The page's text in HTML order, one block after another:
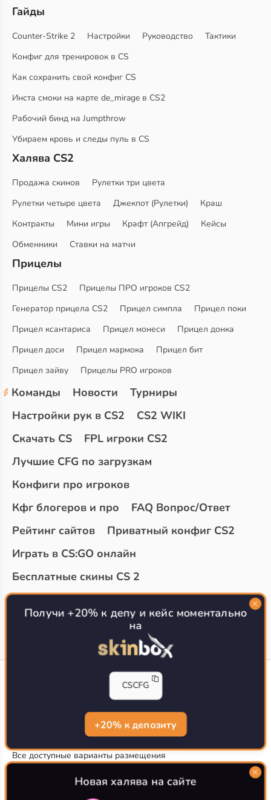
Гайды
Counter-Strike 2 Настройки Руководство
Тактики
Конфиг для тренировок в CS
Как сохранить свой конфиг CS
Инста смоки на карте de_mirage в CS2
Рабочий бинд на Jumpthrow
Убираем кровь и следы пуль в CS
Халява CS2
Продажа скинов
Рулетки три цвета
Рулетки четыре цвета
Джекпот (Рулетки)
Краш
Контракты
Мини игры Крафт (Апгрейд)
Кейсы
Обменники
Ставки на матчи
Прицелы
Прицелы CS2
Прицелы ПРО игроков CS2
Генератор прицела CS2
Прицел симпла
Прицел поки
Прицел ксантариса
Прицел монеси
Прицел донка
Прицел доси
Прицел мармока
Прицел бит
Прицел зайву
Прицелы PRO игроков
Команды Новости
Турниры
Настройки рук в CS2
CS2 WIKI
Скачать CS
FPL игроки CS2
Лучшие CFG по загрузкам
Конфиги про игроков
Кфг блогеров и про
FAQ Вопрос/Ответ
Рейтинг сайтов
Приватный конфиг CS2
Играть в CS:GO онлайн
Бесплатные скины CS 2
Топ сайтов с халявой КС 2
О проекте
CS-CONFIG.com © 2020-2026 г.
Политика конфиденциальности
РЕКЛАМА НА САЙТЕ
Все доступные варианты размещения
Согласие на обработку данных
О CS-CONFIG.COM
Получи +20% к депу и кейс моментально
на
CSCFG
+20% к депозиту
Новая халява на сайте